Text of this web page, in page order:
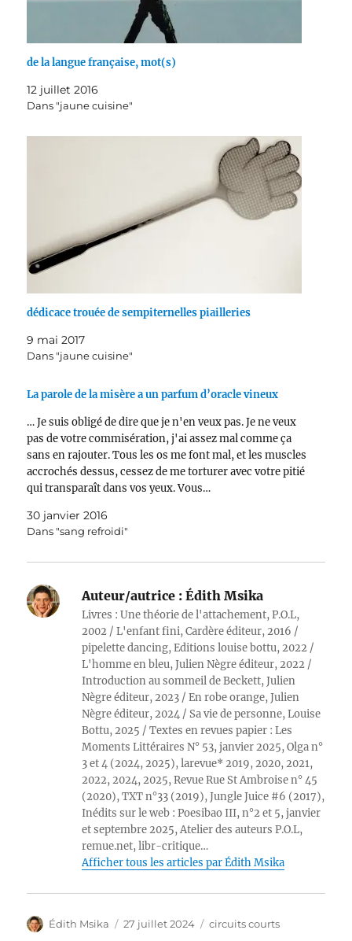
de la langue française, mot(s)
12 juillet 2016
Dans "jaune cuisine"
dédicace trouée de sempiternelles piailleries
9 mai 2017
Dans "jaune cuisine"
La parole de la misère a un parfum d’oracle vineux
… Je suis obligé de dire que je n'en veux pas. Je ne veux
pas de votre commisération, j'ai assez mal comme ça
sans en rajouter. Tous les os me font mal, et les muscles
accrochés dessus, cessez de me torturer avec votre pitié
qui transparaît dans vos yeux. Vous…
30 janvier 2016
Dans "sang refroidi"
Auteur/autrice : Édith Msika
Livres : Une théorie de l'attachement, P.O.L,
2002 / L'enfant fini, Cardère éditeur, 2016 /
pipelette dancing, Editions louise bottu, 2022 /
L'homme en bleu, Julien Nègre éditeur, 2022 /
Introduction au sommeil de Beckett, Julien
Nègre éditeur, 2023 / En robe orange, Julien
Nègre éditeur, 2024 / Sa vie de personne, Louise
Bottu, 2025 / Textes en revues papier : Les
Moments Littéraires N° 53, janvier 2025, Olga n°
3 et 4 (2024, 2025), larevue* 2019, 2020, 2021,
2022, 2024, 2025, Revue Rue St Ambroise n° 45
(2020), TXT n°33 (2019), Jungle Juice #6 (2017),
Inédits sur le web : Poesibao III, n°2 et 5, janvier
et septembre 2025, Atelier des auteurs P.O.L,
remue.net, libr-critique…
Afficher tous les articles par Édith Msika
Auteur
Édith Msika
Publié
27 juillet 2024 Catégories
circuits courts